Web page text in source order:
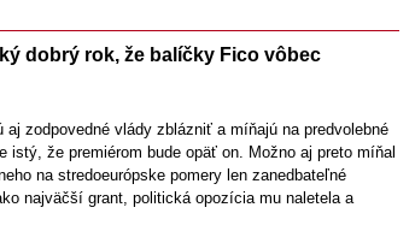
dobrý rok, že balíčky Fico vôbec
zodpovedné vlády zblázniť a míňajú na predvolebné
istý, že premiérom bude opäť on. Možno aj preto míňal
na stredoeurópske pomery len zanedbateľné
najväčší grant, politická opozícia mu naletela a